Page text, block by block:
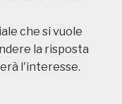
che si vuole
la risposta
l'interesse.